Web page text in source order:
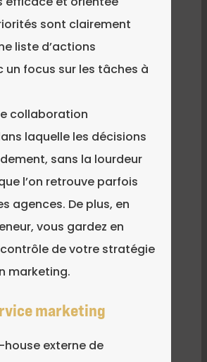
sont clairement
liste d’actions
un focus sur les tâches à
collaboration
laquelle les décisions
sans la lourdeur
l’on retrouve parfois
agences. De plus, en
vous gardez en
de votre stratégie
marketing.
marketing
house externe de